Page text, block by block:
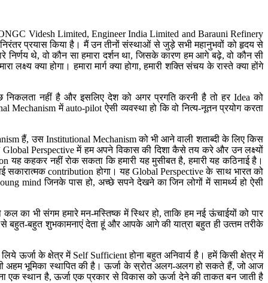
Videsh Limited, Engineer India Limited and Barauni Refinery
निरंतर प्रयास किया है। मैं उन तीनों संस्‍थाओं से जुड़े सभी महानुभवों को हृदय से
थे, वो कौन सा हमारा दर्शन था, जिसके कारण हम आगे बढ़े, वो कौन सी
क्‍या होगा। हमारा मार्ग क्‍या होगा, हमारी शक्ति संचय के रास्‍ते क्‍या होंगे
नहीं है और इसलिए देश को अगर प्रगति करनी है तो हर Idea को
में auto-pilot ऐसी व्‍यवस्‍था हो कि वो नित्‍य-नूतन प्रयोग करता
हैं, उस Institutional Mechanism को भी आने वाली शताब्‍दी के लिए किस
Perspective में हम अपने विकास की दिशा कैसे तय करे और उन लक्ष्‍यों
यह कहकर नहीं रोक सकता कि हमारी यह मुसीबत है, हमारी यह कठिनाई है।
सकारात्‍मक contribution होगा। यह Global Perspective के साथ भारत को
mind जिनके पास हो, अच्‍छे सपने देखने का जिन लोगों में सामर्थ्‍य हो ऐसी
भी संगम हमारे मन-मस्तिष्‍क में स्थिर हो, ताकि हम नई ऊंचाईयों को पार
बहुत शुभकामनाएं देता हूं और आपके आगे की यात्रा बहुत ही उत्‍तम तरीके
के क्षेत्र में Self Sufficient होना बहुत अनिवार्य है। हमें किसी क्षेत्र में
अहम भूमिका स्‍थापित की है। ऊर्जा के स्रोत अलग-अलग हो सकते हैं, जो आज
एक स्‍थान है, ऊर्जा एक प्रकार से विकास को ऊर्जा देने की ताकत बन जाती है